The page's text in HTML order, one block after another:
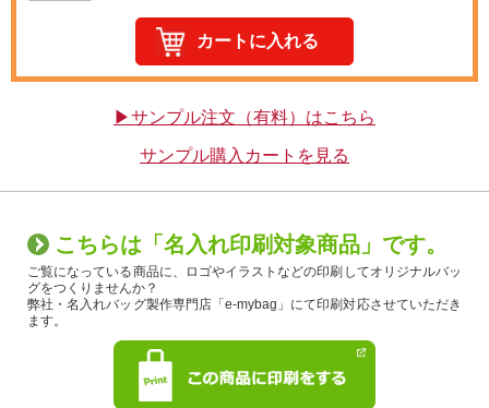
▶サンプル注文（有料）はこちら
サンプル購入カートを見る
こちらは「名入れ印刷対象商品」です。
ご覧になっている商品に、ロゴやイラストなどの印刷してオリジナルバッ
グをつくりませんか？
弊社・名入れバッグ製作専門店「e-mybag」にて印刷対応させていただき
ます。